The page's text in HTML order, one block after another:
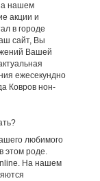
нашем
акции и
в городе
сайт, Вы
Вашей
ежесекундно
Ковров нон-
любимого
этом роде.
На нашем